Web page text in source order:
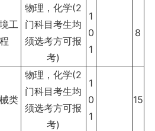
工
程
物理，化学(2
门科目考生均
须选考方可报
考)
1
0
1
8
类
物理，化学(2
门科目考生均
须选考方可报
考)
1
0
1
15